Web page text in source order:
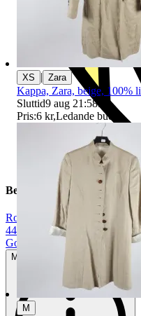
Beskrivning
Rosa
44
Gott använt skick
Mindre tecken på användning
XS | Zara
Kappa, Zara, beige, 100%
Sluttid9 aug 21:58.
Pris:6 kr,Ledande bud
M